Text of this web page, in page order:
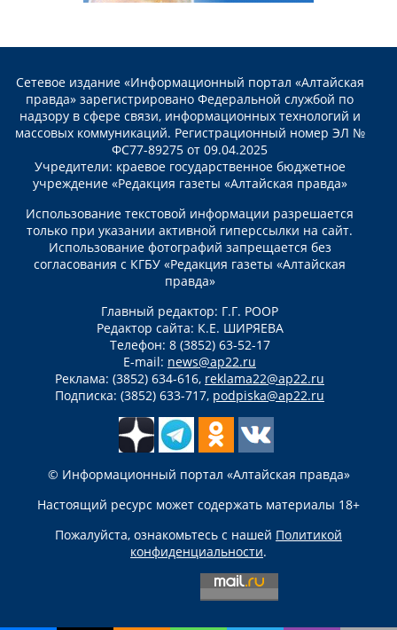
Сетевое издание «Информационный портал «Алтайская
правда» зарегистрировано Федеральной службой по
надзору в сфере связи, информационных технологий и
массовых коммуникаций. Регистрационный номер ЭЛ №
ФС77-89275 от 09.04.2025
Учредители: краевое государственное бюджетное
учреждение «Редакция газеты «Алтайская правда»
Использование текстовой информации разрешается
только при указании активной гиперссылки на сайт.
Использование фотографий запрещается без
согласования с КГБУ «Редакция газеты «Алтайская
правда»
Главный редактор: Г.Г. РООР
Редактор сайта: К.Е. ШИРЯЕВА
Телефон: 8 (3852) 63-52-17
E-mail: news@ap22.ru
Реклама: (3852) 634-616, reklama22@ap22.ru
Подписка: (3852) 633-717, podpiska@ap22.ru
© Информационный портал «Алтайская правда»
Настоящий ресурс может содержать материалы 18+
Пожалуйста, ознакомьтесь с нашей Политикой
конфиденциальности.